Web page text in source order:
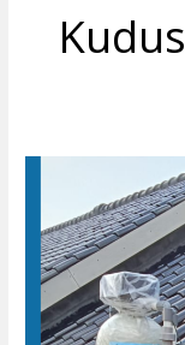
Kudus
Sumur
Otomatis
Jekulo
Kudus